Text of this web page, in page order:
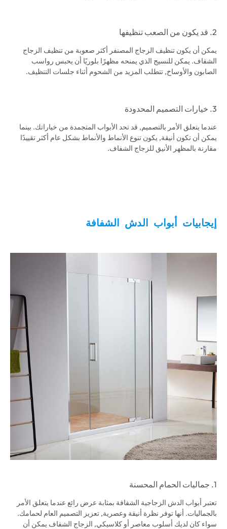
2. قد يكون من الصعب تنظيفها
يمكن أن يكون تنظيف الزجاج المصنفر أكثر صعوبة من تنظيف الزجاج
الشفاف. يمكن للنسيج الذي يمنحه مظهرًا بلوريًا أن يحبس رواسب
الصابون والأوساخ, تتطلب المزيد من الشحوم أثناء جلسات التنظيف.
3. خيارات التصميم المحدودة
عندما يتعلق الأمر بالتصميم, قد تحد الأبواب المتجمدة من خياراتك. بينما
يمكن أن تكون أنيقة, يكون تنوع الأنماط والأنماط بشكل عام أكثر تقييدًا
مقارنة بالمظهر الأنيق للزجاج الشفاف.
إيجابيات أبواب الدش الشفافة
تعتبر أبواب الدش الزجاجية الشفافة بمثابة عرض رائع عندما يتعلق الأمر
بالجماليات. أنها توفر نظرة أنيقة وعصرية, تعزيز التصميم العام لحمامك.
سواء كان لديك أسلوب معاصر أو كلاسيكي, الزجاج الشفاف يمكن أن